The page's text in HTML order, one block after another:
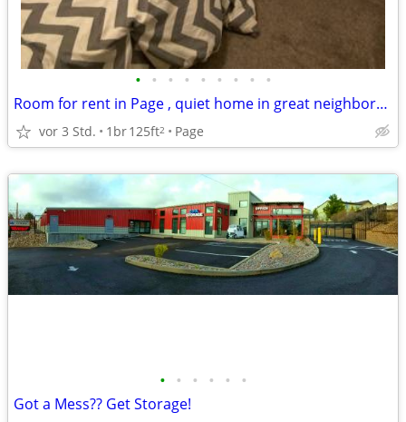
• • • • • • • • •
Room for rent in Page , quiet home in great neighborhood
vor 3 Std. 1br125ft2 Page
• • • • • •
Got a Mess?? Get Storage!